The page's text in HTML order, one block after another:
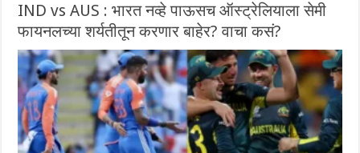
IND vs AUS : भारत नव्हे पाऊसच ऑस्ट्रेलियाला सेमी
फायनलच्या शर्यतीतून करणार बाहेर? वाचा कसं?